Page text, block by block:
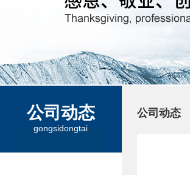
公司动态
gongsidongtai
公司动态